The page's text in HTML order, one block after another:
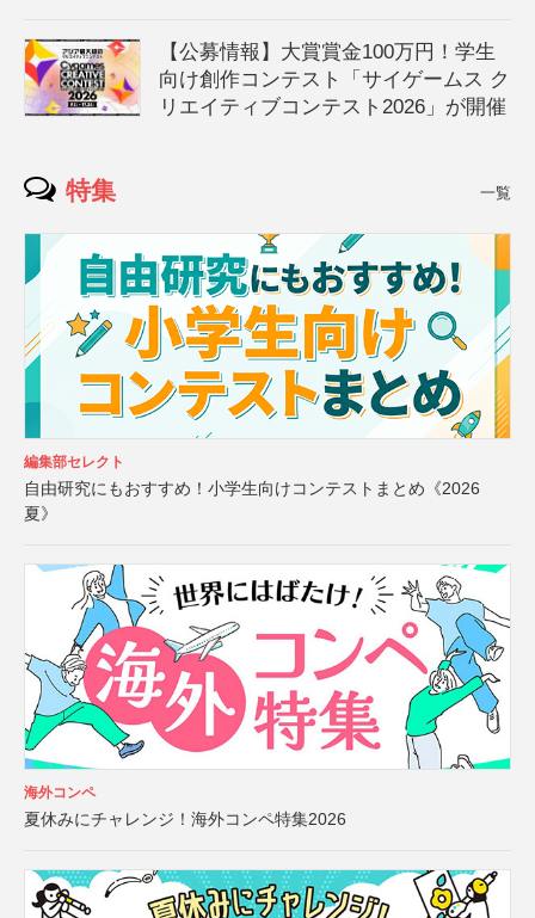
【公募情報】大賞賞金100万円！学生
向け創作コンテスト「サイゲームス ク
リエイティブコンテスト2026」が開催
特集 一覧
編集部セレクト
自由研究にもおすすめ！小学生向けコンテストまとめ《2026
夏》
海外コンペ
夏休みにチャレンジ！海外コンペ特集2026